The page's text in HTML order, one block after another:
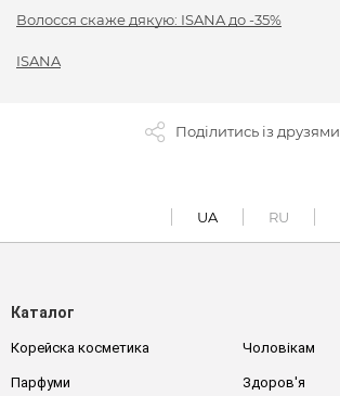
Волосся скаже дякую: ISANA до -35%
ISANA
Поділитись із друзями
UA RU
Каталог
Корейска косметика Чоловікам
Парфуми Здоров'я